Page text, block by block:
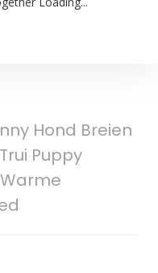
Hond Breien
Puppy